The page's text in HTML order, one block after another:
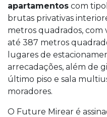
apartamentos com
brutas privativas
metros quadrados, com
até 387 metros
lugares de
arrecadações, além de
último piso e sala
moradores.
O Future Mirear é